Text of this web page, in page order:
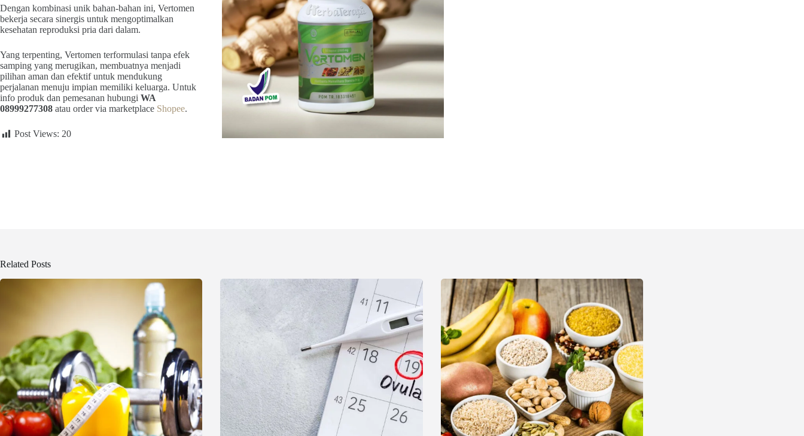
Dengan kombinasi unik bahan-bahan ini, Vertomen
bekerja secara sinergis untuk mengoptimalkan
kesehatan reproduksi pria dari dalam.
Yang terpenting, Vertomen terformulasi tanpa efek
samping yang merugikan, membuatnya menjadi
pilihan aman dan efektif untuk mendukung
perjalanan menuju impian memiliki keluarga. Untuk
info produk dan pemesanan hubungi WA
08999277308 atau order via marketplace Shopee.
Post Views: 20
Related Posts